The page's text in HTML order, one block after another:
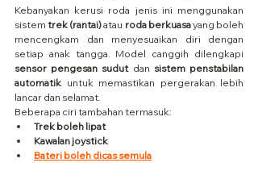
Kebanyakan kerusi roda jenis ini menggunakan
sistem trek (rantai) atau roda berkuasa yang boleh
mencengkam dan menyesuaikan diri dengan
sensor pengesan sudut dan sistem penstabilan
automatik untuk memastikan pergerakan lebih
lancar dan selamat.
Beberapa ciri tambahan termasuk:
Trek boleh lipat
Kawalan joystick
Bateri boleh dicas semula